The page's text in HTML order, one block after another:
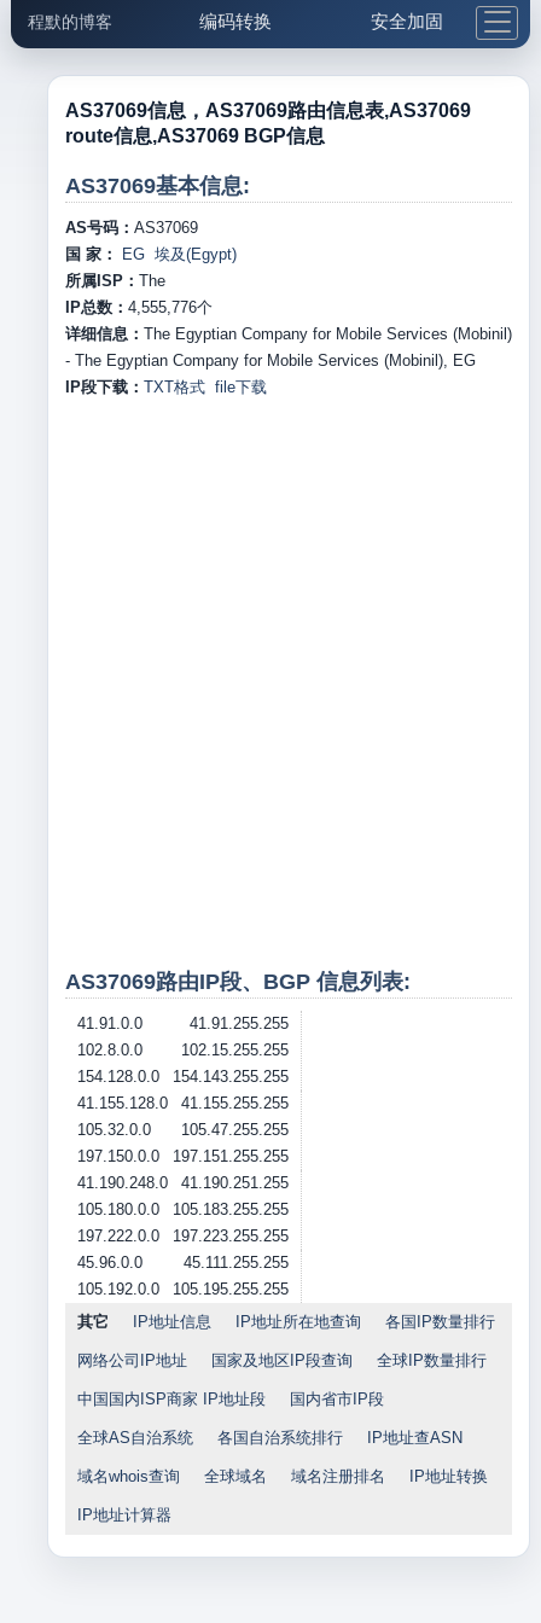
程默的博客 编码转换 安全加固
邮件工具 生活便民 更多工具
5.1支付宝大红包
AS37069信息，AS37069路由信息表,AS37069
route信息,AS37069 BGP信息
AS37069基本信息:
AS号码： AS37069
国 家：
EG 埃及(Egypt)
所属ISP： The
IP总数： 4,555,776个
详细信息： The Egyptian Company for Mobile Services (Mobinil)
- The Egyptian Company for Mobile Services (Mobinil), EG
IP段下载： TXT格式 file下载
AS37069路由IP段、BGP 信息列表:
41.91.0.0
41.91.255.255
102.8.0.0
102.15.255.255
154.128.0.0
154.143.255.255
41.155.128.0
41.155.255.255
105.32.0.0
105.47.255.255
197.150.0.0
197.151.255.255
41.190.248.0
41.190.251.255
105.180.0.0
105.183.255.255
197.222.0.0
197.223.255.255
45.96.0.0
45.111.255.255
105.192.0.0
105.195.255.255
其它
IP地址信息 IP地址所在地查询 各国IP数量排行
网络公司IP地址 国家及地区IP段查询 全球IP数量排行
中国国内ISP商家 IP地址段 国内省市IP段
全球AS自治系统 各国自治系统排行 IP地址查ASN
域名whois查询 全球域名 域名注册排名 IP地址转换
IP地址计算器